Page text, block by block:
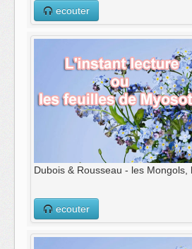
ecouter
Dubois & Rousseau - les Mongols,
ecouter